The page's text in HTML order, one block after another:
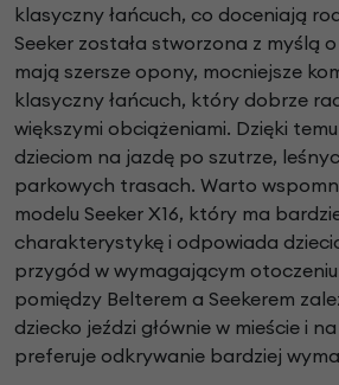
klasyczny łańcuch, co doceniają
Seeker została stworzona z myślą
mają szersze opony, mocniejsze
klasyczny łańcuch, który dobrze
większymi obciążeniami. Dzięki
dzieciom na jazdę po szutrze,
parkowych trasach. Warto
modelu Seeker X16, który ma
charakterystykę i odpowiada
przygód w wymagającym
pomiędzy Belterem a Seekerem
dziecko jeździ głównie w mieście i
preferuje odkrywanie bardziej